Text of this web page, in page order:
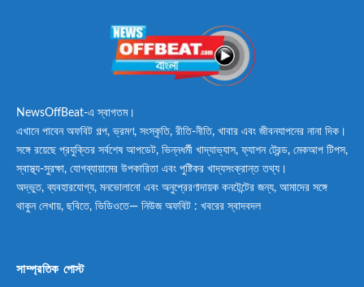
NewsOffBeat-এ স্বাগতম।
এখানে পাবেন অফবিট গল্প, ভ্রমণ, সংস্কৃতি, রীতি-নীতি, খাবার এবং জীবনযাপনের নানা দিক।
সঙ্গে রয়েছে প্রযুক্তির সর্বশেষ আপডেট, ভিন্নধর্মী খাদ্যাভ্যাস, ফ্যাশন ট্রেন্ড, মেকআপ টিপস,
স্বাস্থ্য-সুরক্ষা, যোগব্যায়ামের উপকারিতা এবং পুষ্টিকর খাদ্যসংক্রান্ত তথ্য।
অদ্ভুত, ব্যবহারযোগ্য, মনভোলানো এবং অনুপ্রেরণাদায়ক কনটেন্টের জন্য, আমাদের সঙ্গে
থাকুন লেখায়, ছবিতে, ভিডিওতে— নিউজ অফবিট : খবরের স্বাদবদল
সাম্প্রতিক পোস্ট